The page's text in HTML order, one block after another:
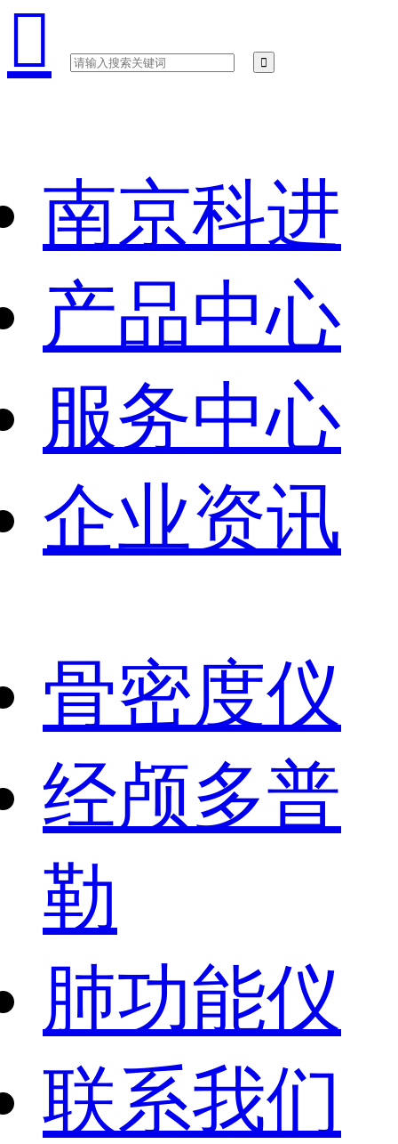

南京科进
产品中心
服务中心
企业资讯
骨密度仪
经颅多普
勒
肺功能仪
联系我们